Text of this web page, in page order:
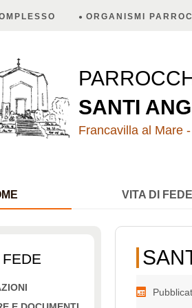
ORGANISMI
SANTI
Francavilla al Mare
VITA DI FEDE